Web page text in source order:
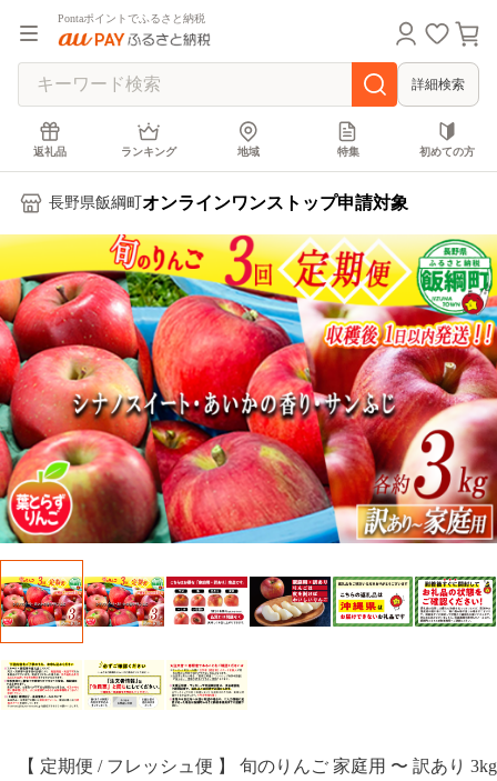
Pontaポイントでふるさと納税
詳細検索
返礼品 ランキング 地域 特集 初めての方
長野県飯綱町 オンラインワンストップ申請対象
【 定期便 / フレッシュ便 】 旬のりんご 家庭用 〜 訳あり 3kg